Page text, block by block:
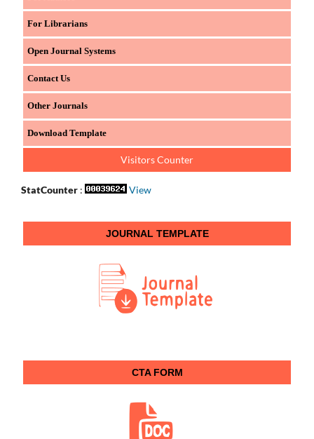
For Librarians
Open Journal Systems
Contact Us
Other Journals
Download Template
Visitors Counter
StatCounter : View
JOURNAL TEMPLATE
CTA FORM